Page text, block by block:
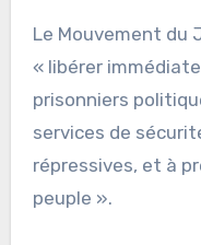
Le Mouvement du
« libérer
prisonniers
services de
répressives, et à
peuple ».